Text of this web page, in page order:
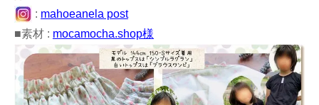
: mahoeanela post
■素材 : mocamocha.shop様